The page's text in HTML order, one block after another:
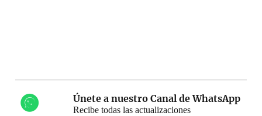
Únete a nuestro Canal de WhatsApp
Recibe todas las actualizaciones